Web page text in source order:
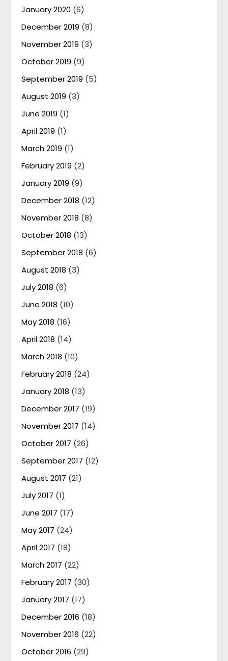
January 2020 (6)
December 2019 (8)
November 2019 (3)
October 2019 (9)
September 2019 (5)
August 2019 (3)
June 2019 (1)
April 2019 (1)
March 2019 (1)
February 2019 (2)
January 2019 (9)
December 2018 (12)
November 2018 (8)
October 2018 (13)
September 2018 (6)
August 2018 (3)
July 2018 (6)
June 2018 (10)
May 2018 (16)
April 2018 (14)
March 2018 (10)
February 2018 (24)
January 2018 (13)
December 2017 (19)
November 2017 (14)
October 2017 (26)
September 2017 (12)
August 2017 (21)
July 2017 (1)
June 2017 (17)
May 2017 (24)
April 2017 (18)
March 2017 (22)
February 2017 (30)
January 2017 (17)
December 2016 (18)
November 2016 (22)
October 2016 (29)